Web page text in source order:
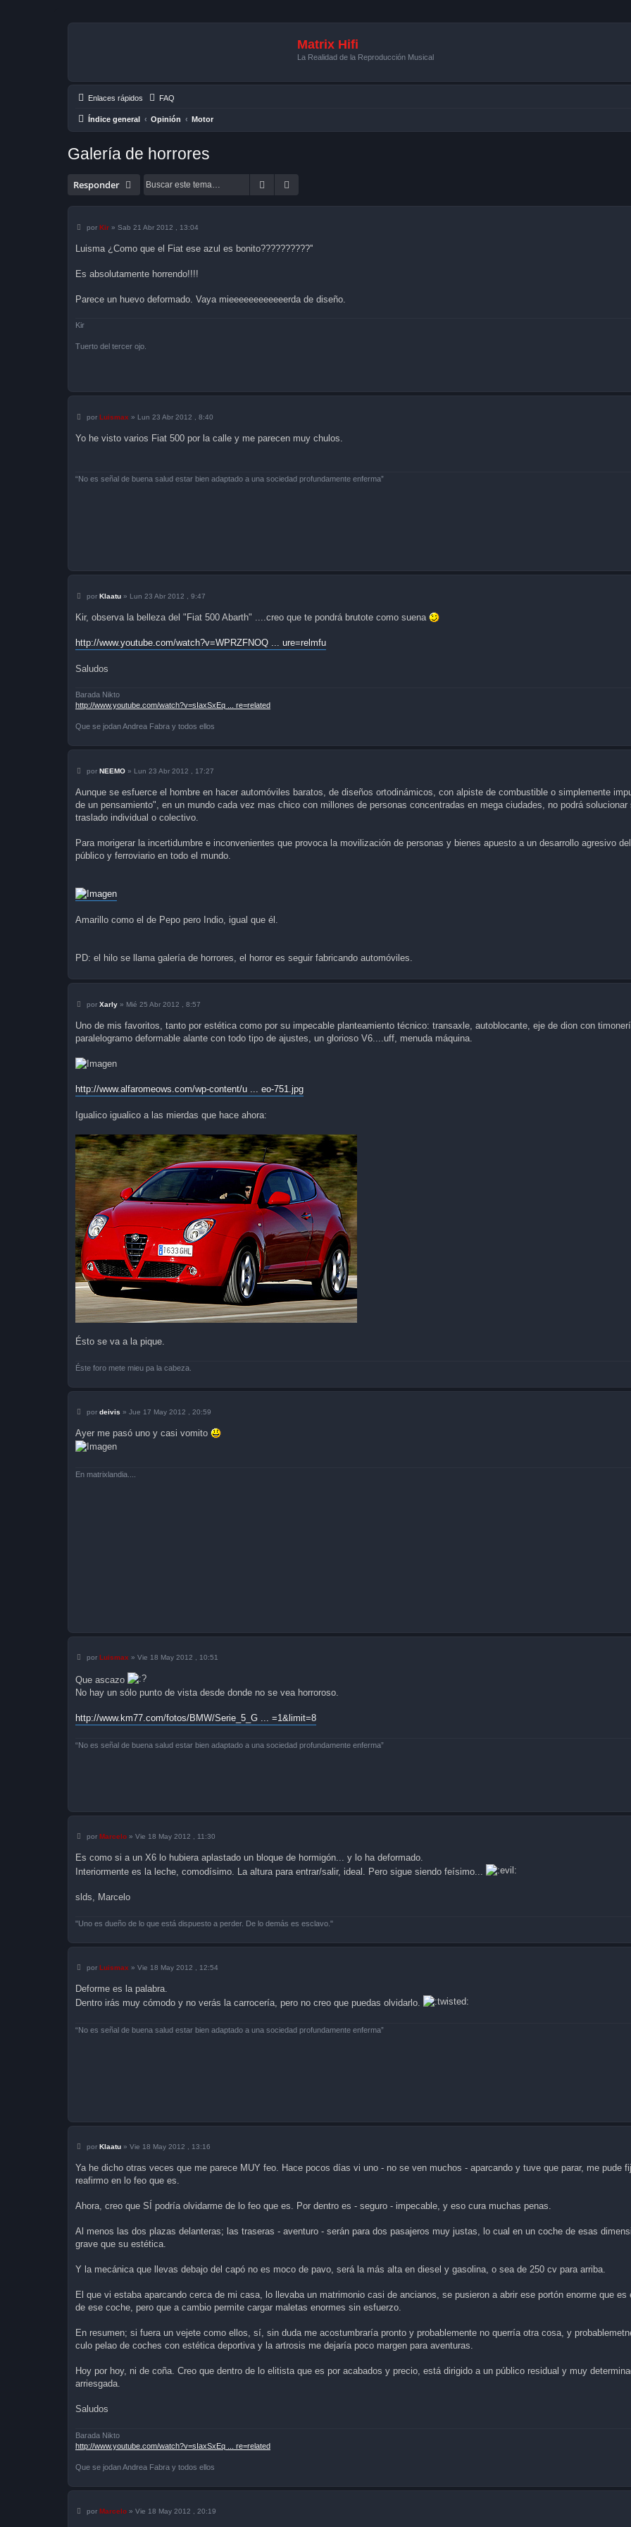
Matrix Hifi
La Realidad de la Reproducción Musical
Enlaces rápidos FAQ
Índice general Opinión Motor
Galería de horrores
Responder Buscar
M
n
s
e
por Kir» Sab 21 Abr 2012 , 13:04
Luisma ¿Como que el Fiat ese azul es bonito??????????''
Es absolutamente horrendo!!!!
Parece un huevo deformado. Vaya mieeeeeeeeeeeerda de diseño.
Kir
Tuerto del tercer ojo.
M
s
por Luismax » Lun 23 Abr 2012 , 8:40
Yo he visto varios Fiat 500 por la calle y me parecen muy chulos.
“No es señal de buena salud estar bien adaptado a una sociedad profundamente enferma”
M
s
e
por Klaatu» Lun 23 Abr 2012 , 9:47
Kir, observa la belleza del "Fiat 500 Abarth" ....creo que te pondrá brutote como suena
http://www.youtube.com/watch?v=WPRZFNOQ ... ure=relmfu
Saludos
Barada Nikto
http://www.youtube.com/watch?v=sIaxSxEq ... re=related
Que se jodan Andrea Fabra y todos ellos
M
s
a
e
por NEEMO» Lun 23 Abr 2012 , 17:27
Aunque se esfuerce el hombre en hacer automóviles baratos, de diseños ortodinámicos, con alpiste de combustible o simplemente
de un pensamiento", en un mundo cada vez mas chico con millones de personas concentradas en mega ciudades, no podrá solucionar
traslado individual o colectivo.
Para morigerar la incertidumbre e inconvenientes que provoca la movilización de personas y bienes apuesto a un desarrollo agresivo
público y ferroviario en todo el mundo.
Amarillo como el de Pepo pero Indio, igual que él.
PD: el hilo se llama galería de horrores, el horror es seguir fabricando automóviles.
M
s
a
por Xarly» Mié 25 Abr 2012 , 8:57
Uno de mis favoritos, tanto por estética como por su impecable planteamiento técnico: transaxle, autoblocante, eje de dion con
paralelogramo deformable alante con todo tipo de ajustes, un glorioso V6....uff, menuda máquina.
http://www.alfaromeows.com/wp-content/u ... eo-751.jpg
Igualico igualico a las mierdas que hace ahora:
Ésto se va a la pique.
Éste foro mete mieu pa la cabeza.
M
s
a
j
por deivis » Jue 17 May 2012 , 20:59
Ayer me pasó uno y casi vomito
En matrixlandia....
M
s
a
por Luismax » Vie 18 May 2012 , 10:51
Que ascazo
No hay un sólo punto de vista desde donde no se vea horroroso.
http://www.km77.com/fotos/BMW/Serie_5_G ... =1&limit=8
“No es señal de buena salud estar bien adaptado a una sociedad profundamente enferma”
M
s
a
por Marcelo» Vie 18 May 2012 , 11:30
Es como si a un X6 lo hubiera aplastado un bloque de hormigón... y lo ha deformado.
Interiormente es la leche, comodísimo. La altura para entrar/salir, ideal. Pero sigue siendo feísimo...
slds, Marcelo
"Uno es dueño de lo que está dispuesto a perder. De lo demás es esclavo."
M
n
s
a
por Luismax » Vie 18 May 2012 , 12:54
Deforme es la palabra.
Dentro irás muy cómodo y no verás la carrocería, pero no creo que puedas olvidarlo.
“No es señal de buena salud estar bien adaptado a una sociedad profundamente enferma”
M
s
a
por Klaatu» Vie 18 May 2012 , 13:16
Ya he dicho otras veces que me parece MUY feo. Hace pocos días vi uno - no se ven muchos - aparcando y tuve que parar, me pude
reafirmo en lo feo que es.
Ahora, creo que SÍ podría olvidarme de lo feo que es. Por dentro es - seguro - impecable, y eso cura muchas penas.
Al menos las dos plazas delanteras; las traseras - aventuro - serán para dos pasajeros muy justas, lo cual en un coche de esas
grave que su estética.
Y la mecánica que llevas debajo del capó no es moco de pavo, será la más alta en diesel y gasolina, o sea de 250 cv para arriba.
El que vi estaba aparcando cerca de mi casa, lo llevaba un matrimonio casi de ancianos, se pusieron a abrir ese portón enorme que es
de ese coche, pero que a cambio permite cargar maletas enormes sin esfuerzo.
En resumen; si fuera un vejete como ellos, sí, sin duda me acostumbraría pronto y probablemente no querría otra cosa, y
culo pelao de coches con estética deportiva y la artrosis me dejaría poco margen para aventuras.
Hoy por hoy, ni de coña. Creo que dentro de lo elitista que es por acabados y precio, está dirigido a un público residual y muy
arriesgada.
Saludos
Barada Nikto
http://www.youtube.com/watch?v=sIaxSxEq ... re=related
Que se jodan Andrea Fabra y todos ellos
Mpor Marcelo» Vie 18 May 2012 , 20:19